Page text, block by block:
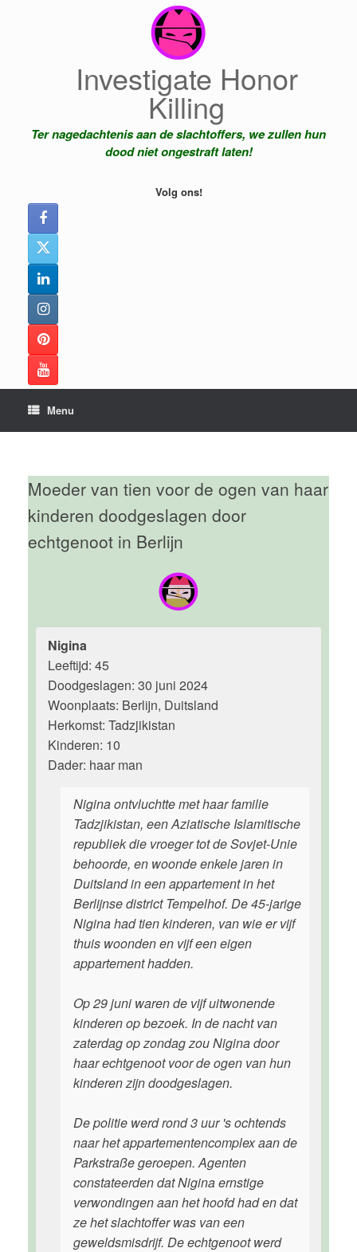
Investigate Honor
Killing
Ter nagedachtenis aan de slachtoffers, we zullen hun
dood niet ongestraft laten!
Volg ons!
Menu
Moeder van tien voor de ogen van haar
kinderen doodgeslagen door
echtgenoot in Berlijn
Nigina
Leeftijd: 45
Doodgeslagen: 30 juni 2024
Woonplaats: Berlijn, Duitsland
Herkomst: Tadzjikistan
Kinderen: 10
Dader: haar man
Nigina ontvluchtte met haar familie
Tadzjikistan, een Aziatische Islamitische
republiek die vroeger tot de Sovjet-Unie
behoorde, en woonde enkele jaren in
Duitsland in een appartement in het
Berlijnse district Tempelhof. De 45-jarige
Nigina had tien kinderen, van wie er vijf
thuis woonden en vijf een eigen
appartement hadden.
Op 29 juni waren de vijf uitwonende
kinderen op bezoek. In de nacht van
zaterdag op zondag zou Nigina door
haar echtgenoot voor de ogen van hun
kinderen zijn doodgeslagen.
De politie werd rond 3 uur 's ochtends
naar het appartementencomplex aan de
Parkstraße geroepen. Agenten
constateerden dat Nigina ernstige
verwondingen aan het hoofd had en dat
ze het slachtoffer was van een
geweldsmisdrijf. De echtgenoot werd